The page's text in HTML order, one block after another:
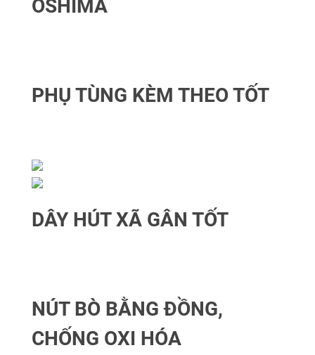
OSHIMA
PHỤ TÙNG KÈM THEO TỐT
DÂY HÚT XÃ GÂN TỐT
NÚT BÒ BẰNG ĐỒNG,
CHỐNG OXI HÓA